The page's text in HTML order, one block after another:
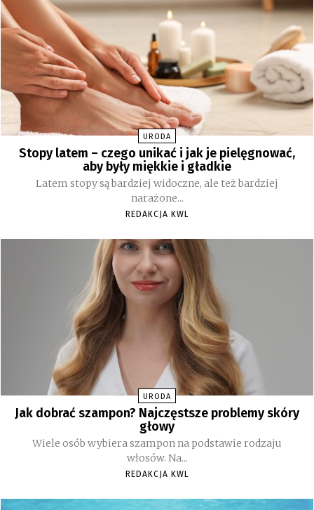
URODA
Stopy latem – czego unikać i jak je pielęgnować,
aby były miękkie i gładkie
Latem stopy są bardziej widoczne, ale też bardziej
narażone...
REDAKCJA KWL
URODA
Jak dobrać szampon? Najczęstsze problemy skóry
głowy
Wiele osób wybiera szampon na podstawie rodzaju
włosów. Na...
REDAKCJA KWL